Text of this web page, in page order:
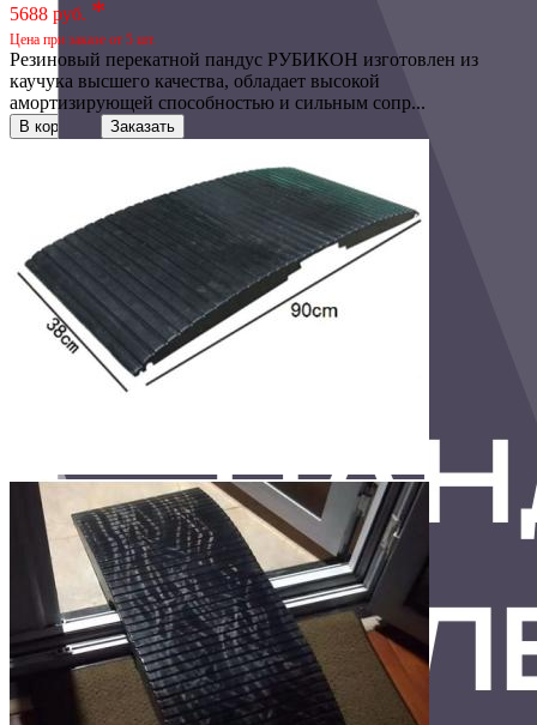
5688 руб. *
Цена при заказе от 5 шт.
Резиновый перекатной пандус РУБИКОН изготовлен из
каучука высшего качества, обладает высокой
амортизирующей способностью и сильным сопр...